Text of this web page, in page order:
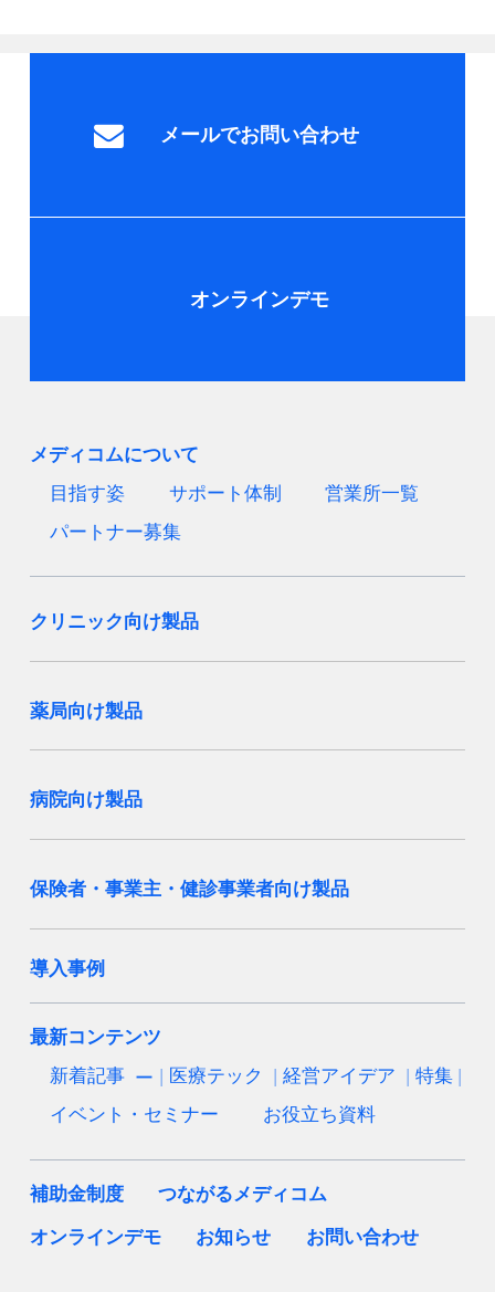
メールでお問い合わせ
オンラインデモ
メディコムについて
目指す姿
サポート体制
営業所一覧
パートナー募集
クリニック向け製品
薬局向け製品
病院向け製品
保険者・事業主・健診事業者向け製品
導入事例
最新コンテンツ
新着記事
医療テック 経営アイデア
特集
イベント・セミナー
お役立ち資料
補助金制度 つながるメディコム
オンラインデモ お知らせ お問い合わせ